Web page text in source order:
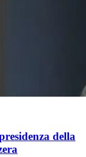
della